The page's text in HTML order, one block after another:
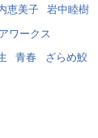
田雄二郎
恵美子 岩中睦樹
ワークス
青春 ざらめ鮫